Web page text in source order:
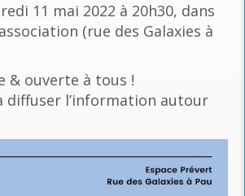
11 mai 2022 à 20h30, dans
(rue des Galaxies à
& ouverte à tous !
diffuser l’information autour